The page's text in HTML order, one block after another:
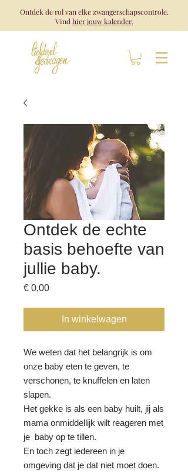
Ontdek de rol van elke zwangerschapscontrole.
Vind hier jouw kalender.
Ontdek de echte
basis behoefte van
jullie baby.
€ 0,00Prijs
In winkelwagen
We weten dat het belangrijk is om
onze baby eten te geven, te
verschonen, te knuffelen en laten
slapen.
Het gekke is als een baby huilt, jij als
mama onmiddellijk wilt reageren met
je baby op te tillen.
En toch zegt iedereen in je
omgeving dat je dat niet moet doen.